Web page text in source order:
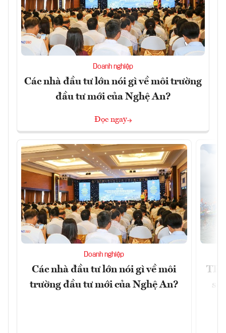
Doanh nghiệp
Các nhà đầu tư lớn nói gì về môi trường
đầu tư mới của Nghệ An?
Đọc ngay
Doanh nghiệp
Các nhà đầu tư lớn nói gì về môi
trường đầu tư mới của Nghệ An?